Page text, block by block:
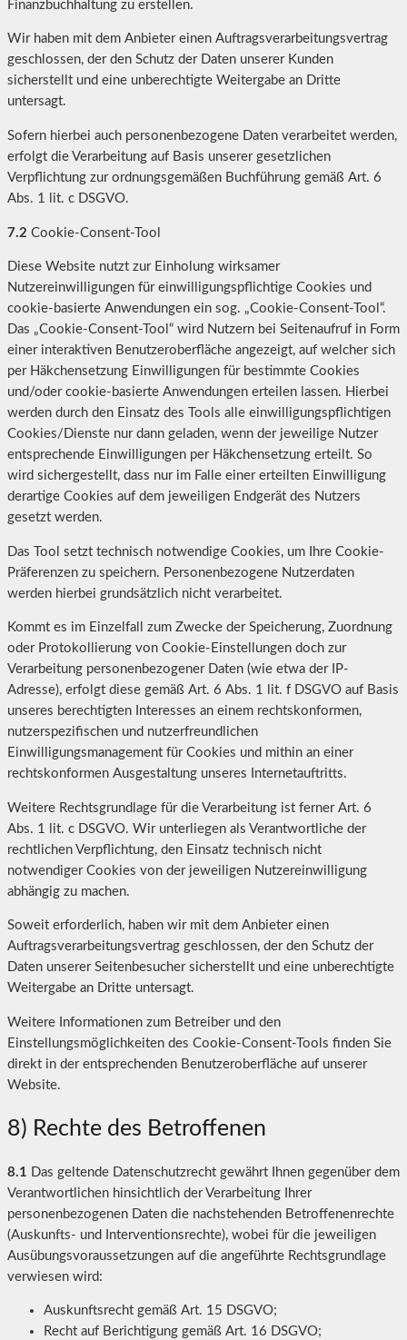
Finanzbuchhaltung zu erstellen.
Wir haben mit dem Anbieter einen Auftragsverarbeitungsvertrag
geschlossen, der den Schutz der Daten unserer Kunden
sicherstellt und eine unberechtigte Weitergabe an Dritte
untersagt.
Sofern hierbei auch personenbezogene Daten verarbeitet werden,
erfolgt die Verarbeitung auf Basis unserer gesetzlichen
Verpflichtung zur ordnungsgemäßen Buchführung gemäß Art. 6
Abs. 1 lit. c DSGVO.
7.2 Cookie-Consent-Tool
Diese Website nutzt zur Einholung wirksamer
Nutzereinwilligungen für einwilligungspflichtige Cookies und
cookie-basierte Anwendungen ein sog. „Cookie-Consent-Tool“.
Das „Cookie-Consent-Tool“ wird Nutzern bei Seitenaufruf in Form
einer interaktiven Benutzeroberfläche angezeigt, auf welcher sich
per Häkchensetzung Einwilligungen für bestimmte Cookies
und/oder cookie-basierte Anwendungen erteilen lassen. Hierbei
werden durch den Einsatz des Tools alle einwilligungspflichtigen
Cookies/Dienste nur dann geladen, wenn der jeweilige Nutzer
entsprechende Einwilligungen per Häkchensetzung erteilt. So
wird sichergestellt, dass nur im Falle einer erteilten Einwilligung
derartige Cookies auf dem jeweiligen Endgerät des Nutzers
gesetzt werden.
Das Tool setzt technisch notwendige Cookies, um Ihre Cookie-
Präferenzen zu speichern. Personenbezogene Nutzerdaten
werden hierbei grundsätzlich nicht verarbeitet.
Kommt es im Einzelfall zum Zwecke der Speicherung, Zuordnung
oder Protokollierung von Cookie-Einstellungen doch zur
Verarbeitung personenbezogener Daten (wie etwa der IP-
Adresse), erfolgt diese gemäß Art. 6 Abs. 1 lit. f DSGVO auf Basis
unseres berechtigten Interesses an einem rechtskonformen,
nutzerspezifischen und nutzerfreundlichen
Einwilligungsmanagement für Cookies und mithin an einer
rechtskonformen Ausgestaltung unseres Internetauftritts.
Weitere Rechtsgrundlage für die Verarbeitung ist ferner Art. 6
Abs. 1 lit. c DSGVO. Wir unterliegen als Verantwortliche der
rechtlichen Verpflichtung, den Einsatz technisch nicht
notwendiger Cookies von der jeweiligen Nutzereinwilligung
abhängig zu machen.
Soweit erforderlich, haben wir mit dem Anbieter einen
Auftragsverarbeitungsvertrag geschlossen, der den Schutz der
Daten unserer Seitenbesucher sicherstellt und eine unberechtigte
Weitergabe an Dritte untersagt.
Weitere Informationen zum Betreiber und den
Einstellungsmöglichkeiten des Cookie-Consent-Tools finden Sie
direkt in der entsprechenden Benutzeroberfläche auf unserer
Website.
8) Rechte des Betroffenen
8.1 Das geltende Datenschutzrecht gewährt Ihnen gegenüber dem
Verantwortlichen hinsichtlich der Verarbeitung Ihrer
personenbezogenen Daten die nachstehenden Betroffenenrechte
(Auskunfts- und Interventionsrechte), wobei für die jeweiligen
Ausübungsvoraussetzungen auf die angeführte Rechtsgrundlage
verwiesen wird:
Auskunftsrecht gemäß Art. 15 DSGVO;
Recht auf Berichtigung gemäß Art. 16 DSGVO;